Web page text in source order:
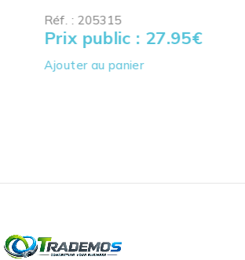
Réf. : 205315
Prix public : 27.95€
Ajouter au panier